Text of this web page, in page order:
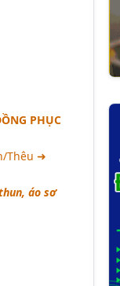
PHỤC
Thêu ➜
áo sơ